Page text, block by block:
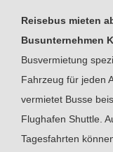
Reisebus mieten
Busunternehmen
Busvermietung
Fahrzeug für jeden
vermietet Busse
Flughafen Shuttle.
Tagesfahrten